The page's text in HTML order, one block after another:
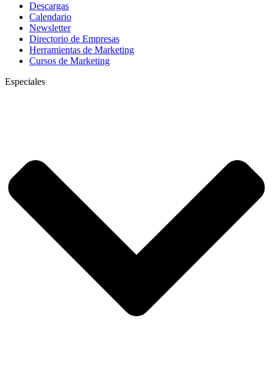
Descargas
Calendario
Newsletter
Directorio de Empresas
Herramientas de Marketing
Cursos de Marketing
Especiales